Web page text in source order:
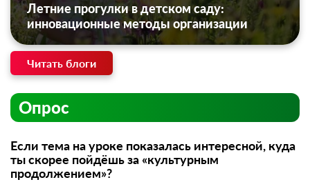
Летние прогулки в детском саду:
инновационные методы организации
Читать блоги
Опрос
Если тема на уроке показалась интересной, куда
ты скорее пойдёшь за «культурным
продолжением»?